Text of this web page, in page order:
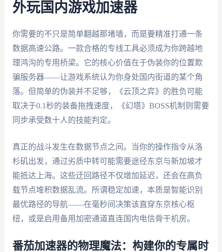
外玩国内游戏加速器
你需要的不只是简单翻越那堵墙，而是要精准打通一条
数据高速公路。一款合格的专线工具必须成为你跨越地
理鸿沟的专用桥梁。它的核心价值在于伪装你的位置欺
骗服务器——让游戏系统认为你身处国内街道的某个角
落。但简单的伪装并不足够，《云顶之弈》的胜负可能
取决于0.1秒的装备拖拽速度，《幻塔》BOSS机制则需要
同步承受数十人的技能判定。
真正的战斗发生在数据节点之间。当你的操作指令从洛
杉矶出发，通过劣质中转可能需要途径东京与新加坡才
能抵达上海。这些迂回路径不仅增加延迟，还会在高负
载节点堆积数据乱流。所谓稳定加速，本质是智能识别
最优路径的导航——在毫秒间决策该直穿东京核心枢
纽，或是启用备用加密通道直连国内电信骨干机房。
番茄加速器的物理魔法：构建你的专属时